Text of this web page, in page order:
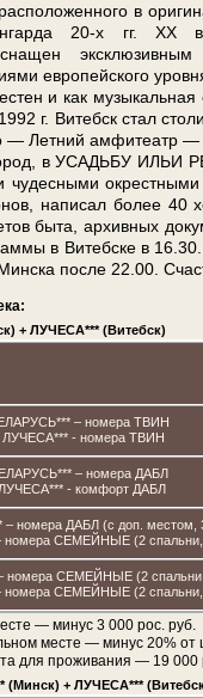
в
20-х гг. ХХ
осна­щен
европейского
и как
г. Ви­тебск стал
— Летний ам­фи­те­атр
в УСАДЬБУ ИЛЬИ
чу­дес­ны­ми
на­пи­сал бо­лее 40
бы­та, ар­хив­ных
в Ви­теб­ске в
по­сле 22.00.
+ ЛУЧЕСА*** (Витебск)
– номера ТВИН
ЛУЧЕСА*** - номера ТВИН
– номера ДАБЛ
ЛУЧЕСА*** - комфорт ДАБЛ
номера ДАБЛ (с доп. местом,
номера СЕМЕЙНЫЕ (2 спальни,
номера СЕМЕЙНЫЕ (2
номера СЕМЕЙНЫЕ (2 спальни,
— минус 3 000 рос. руб.
месте — минус 20% от
для проживания — 19 000
+ ЛУЧЕСА***